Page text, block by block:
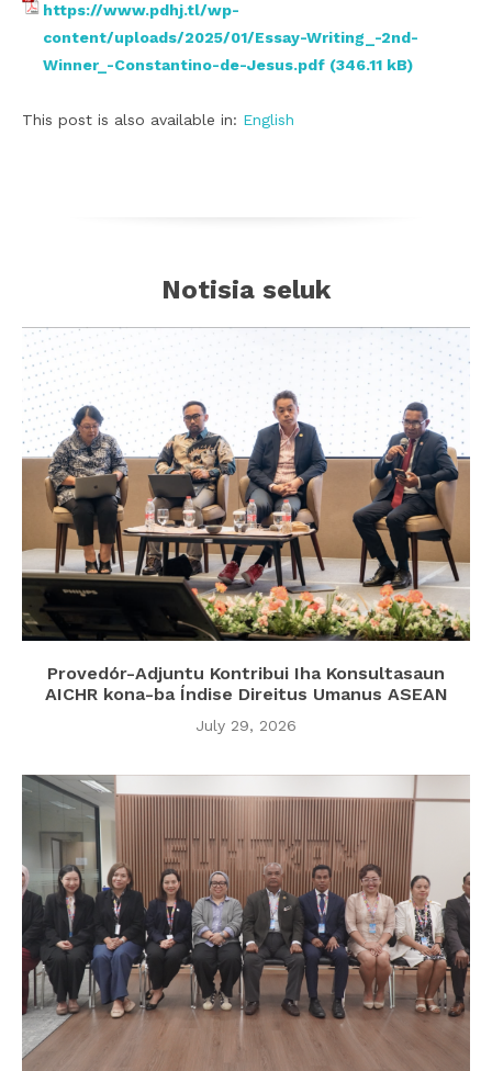
https://www.pdhj.tl/wp-
content/uploads/2025/01/Essay-Writing_-2nd-
Winner_-Constantino-de-Jesus.pdf
This post is also available in: English
Notisia seluk
Provedór-Adjuntu Kontribui Iha Konsultasaun
AICHR kona-ba Índise Direitus Umanus ASEAN
July 29, 2026